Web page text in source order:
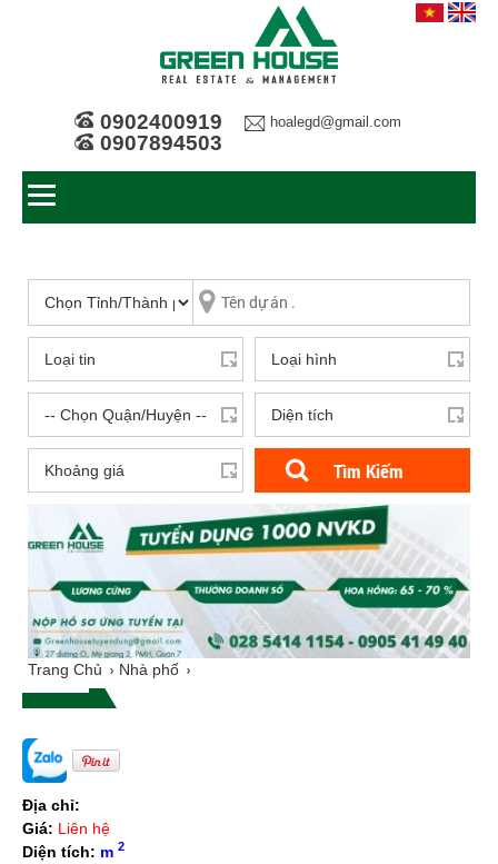
0902400919
0907894503
hoalegd@gmail.com
Tìm Kiếm
Trang Chủ Nhà phố
Địa chỉ:
Giá: Liên hệ
Diện tích: m 2